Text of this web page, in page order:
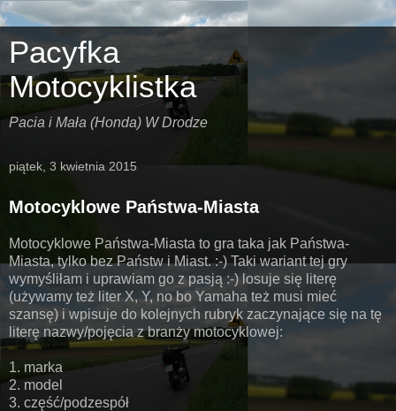
Pacyfka
Motocyklistka
Pacia i Mała (Honda) W Drodze
piątek, 3 kwietnia 2015
Motocyklowe Państwa-Miasta
Motocyklowe Państwa-Miasta to gra taka jak Państwa-
Miasta, tylko bez Państw i Miast. :-) Taki wariant tej gry
wymyśliłam i uprawiam go z pasją :-) losuje się literę
(używamy też liter X, Y, no bo Yamaha też musi mieć
szansę) i wpisuje do kolejnych rubryk zaczynające się na tę
literę nazwy/pojęcia z branży motocyklowej:
1. marka
2. model
3. część/podzespół